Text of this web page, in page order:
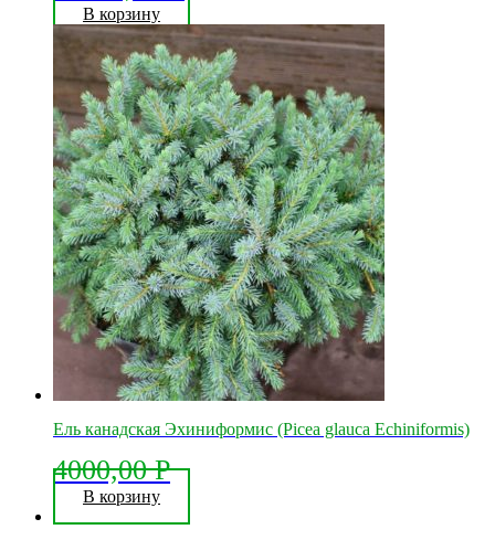
В корзину
Ель канадская Эхиниформис (Picea glauca Echiniformis)
4000,00Р
В корзину